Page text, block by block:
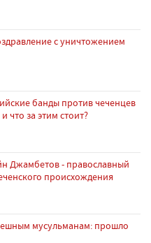
с уничтожением
банды против чеченцев
что за этим стоит?
Джамбетов - православный
происхождения
мусульманам: прошло